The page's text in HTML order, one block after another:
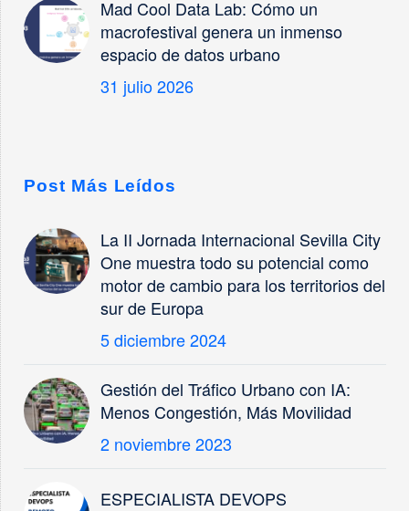
Mad Cool Data Lab: Cómo un
macrofestival genera un inmenso
espacio de datos urbano
31 julio 2026
Post Más Leídos
La II Jornada Internacional Sevilla City
One muestra todo su potencial como
motor de cambio para los territorios del
sur de Europa
5 diciembre 2024
Gestión del Tráfico Urbano con IA:
Menos Congestión, Más Movilidad
2 noviembre 2023
ESPECIALISTA DEVOPS